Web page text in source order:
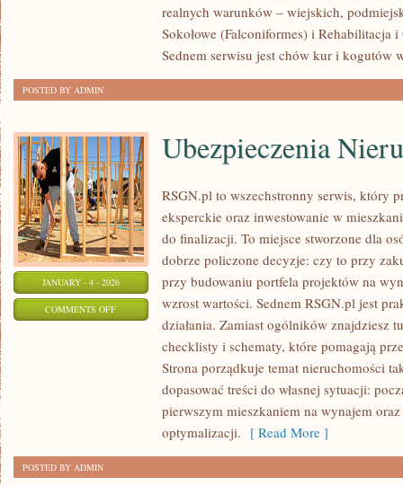
EKOSYSTEMY
realnych warunków – wiejskich,
Sokołowe (Falconiformes) i Rehabilitacja
Sednem serwisu jest chów kur i kogutów
POSTED BY ADMIN
JANUARY - 4 - 2026
COMMENTS OFFON
UBEZPIECZENIA
NIERUCHOMOŚCI
Ubezpieczenia
RSGN.pl to wszechstronny serwis, który
eksperckie oraz inwestowanie w
do finalizacji. To miejsce stworzone dla
dobrze policzone decyzje: czy to przy
przy budowaniu portfela projektów na
wzrost wartości. Sednem RSGN.pl jest
działania. Zamiast ogólników znajdziesz
checklisty i schematy, które pomagają
Strona porządkuje temat nieruchomości
dopasować treści do własnej sytuacji:
pierwszym mieszkaniem na wynajem
optymalizacji. [ Read More ]
POSTED BY ADMIN